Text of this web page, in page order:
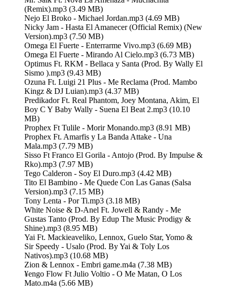
(Remix).mp3 (3.49 MB)
Nejo El Broko - Michael Jordan.mp3 (4.69 MB)
Nicky Jam - Hasta El Amanecer (Official Remix) (New
Version).mp3 (7.50 MB)
Omega El Fuerte - Enterrarme Vivo.mp3 (6.69 MB)
Omega El Fuerte - Mirando Al Cielo.mp3 (6.73 MB)
Optimus Ft. RKM - Bellaca y Santa (Prod. By Wally El
Sismo ).mp3 (9.43 MB)
Ozuna Ft. Luigi 21 Plus - Me Reclama (Prod. Mambo
Kingz & DJ Luian).mp3 (4.37 MB)
Predikador Ft. Real Phantom, Joey Montana, Akim, El
Boy C Y Baby Wally - Suena El Beat 2.mp3 (10.10
MB)
Prophex Ft Tulile - Morir Monando.mp3 (8.91 MB)
Prophex Ft. Amarfis y La Banda Attake - Una
Mala.mp3 (7.79 MB)
Sisso Ft Franco El Gorila - Antojo (Prod. By Impulse &
Rko).mp3 (7.97 MB)
Tego Calderon - Soy El Duro.mp3 (4.42 MB)
Tito El Bambino - Me Quede Con Las Ganas (Salsa
Version).mp3 (7.15 MB)
Tony Lenta - Por Ti.mp3 (3.18 MB)
White Noise & D-Anel Ft. Jowell & Randy - Me
Gustas Tanto (Prod. By Edup The Music Prodigy &
Shine).mp3 (8.95 MB)
Yai Ft. Mackieaveliko, Lennox, Guelo Star, Yomo &
Sir Speedy - Usalo (Prod. By Yai & Toly Los
Nativos).mp3 (10.68 MB)
Zion & Lennox - Embri game.m4a (7.38 MB)
¥engo Flow Ft Julio Voltio - O Me Matan, O Los
Mato.m4a (5.66 MB)